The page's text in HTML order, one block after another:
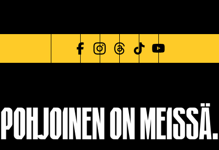
POHJOINEN ON MEISSÄ.